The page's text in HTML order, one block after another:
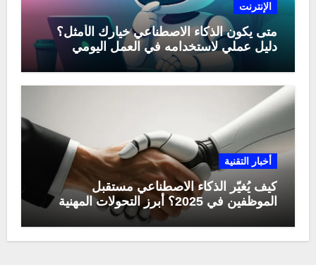
الإنترنت
متى يكون الذكاء الاصطناعي خيارك الأمثل؟
دليل عملي لاستخدامه في العمل اليومي
أخبار التقنية
كيف يُغيّر الذكاء الاصطناعي مستقبل
الموظفين في 2025؟ أبرز التحولات المهنية